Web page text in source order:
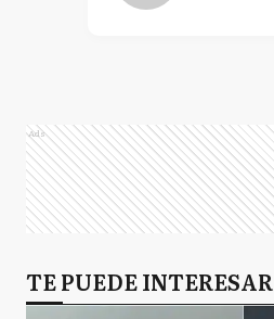
Ads
TE PUEDE INTERESAR